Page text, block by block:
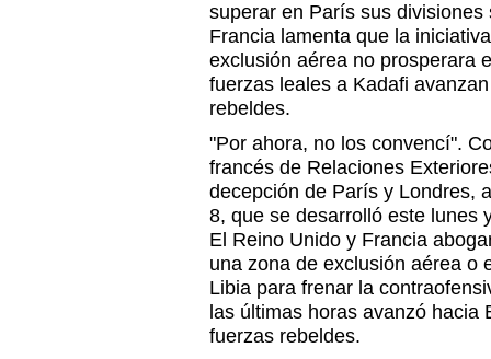
superar en París sus
Francia lamenta que la
exclusión aérea no prosperara
fuerzas leales a Kadafi
rebeldes.
"Por ahora, no los convencí".
francés de Relaciones
decepción de París y Londres,
8, que se desarrolló este lunes
El Reino Unido y Francia
una zona de exclusión aérea o
Libia para frenar la
las últimas horas avanzó hacia
fuerzas rebeldes.